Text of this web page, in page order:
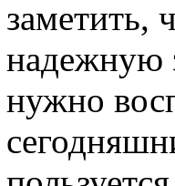
заметить,
надежную
нужно